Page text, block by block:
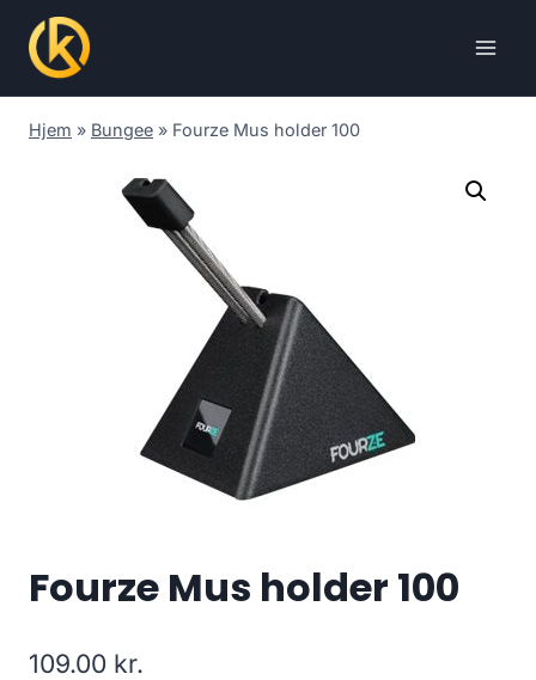
content
Hjem » Bungee » Fourze Mus holder 100
Fourze Mus holder 100
109.00 kr.